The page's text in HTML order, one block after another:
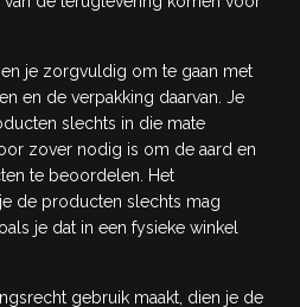
je zorgvuldig om te gaan met
en de verpakking daarvan. Je
slechts in die mate
zover nodig is om de aard en
te beoordelen. Het
de producten slechts mag
je dat in een fysieke winkel
gebruik maakt, dien je de